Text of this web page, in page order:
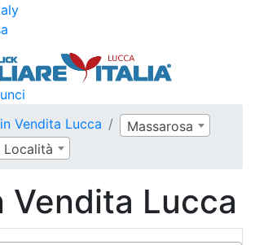
Vendita Lucca
Massarosa
Località
Vendita Lucca